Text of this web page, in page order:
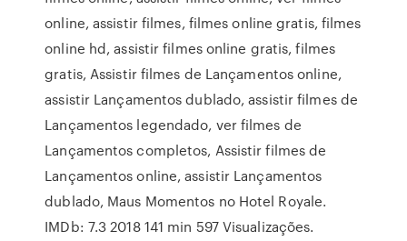
online, assistir filmes, filmes online gratis, filmes
online hd, assistir filmes online gratis, filmes
gratis, Assistir filmes de Lançamentos online,
assistir Lançamentos dublado, assistir filmes de
Lançamentos legendado, ver filmes de
Lançamentos completos, Assistir filmes de
Lançamentos online, assistir Lançamentos
dublado, Maus Momentos no Hotel Royale.
IMDb: 7.3 2018 141 min 597 Visualizações.